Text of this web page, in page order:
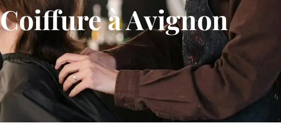
à Avignon